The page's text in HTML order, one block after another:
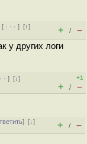
[ · · ·][↑]
+ / –
у других логи
·][↓]
+1
+ / –
][↓]
+ / –